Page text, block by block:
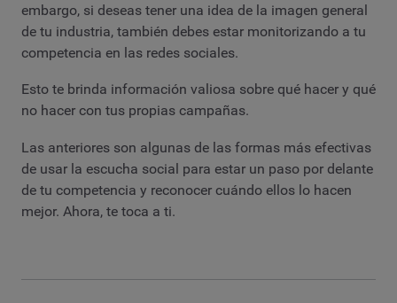
embargo, si deseas tener una idea de la imagen general
de tu industria, también debes estar monitorizando a tu
competencia en las redes sociales.
Esto te brinda información valiosa sobre qué hacer y qué
no hacer con tus propias campañas.
Las anteriores son algunas de las formas más efectivas
de usar la escucha social para estar un paso por delante
de tu competencia y reconocer cuándo ellos lo hacen
mejor. Ahora, te toca a ti.